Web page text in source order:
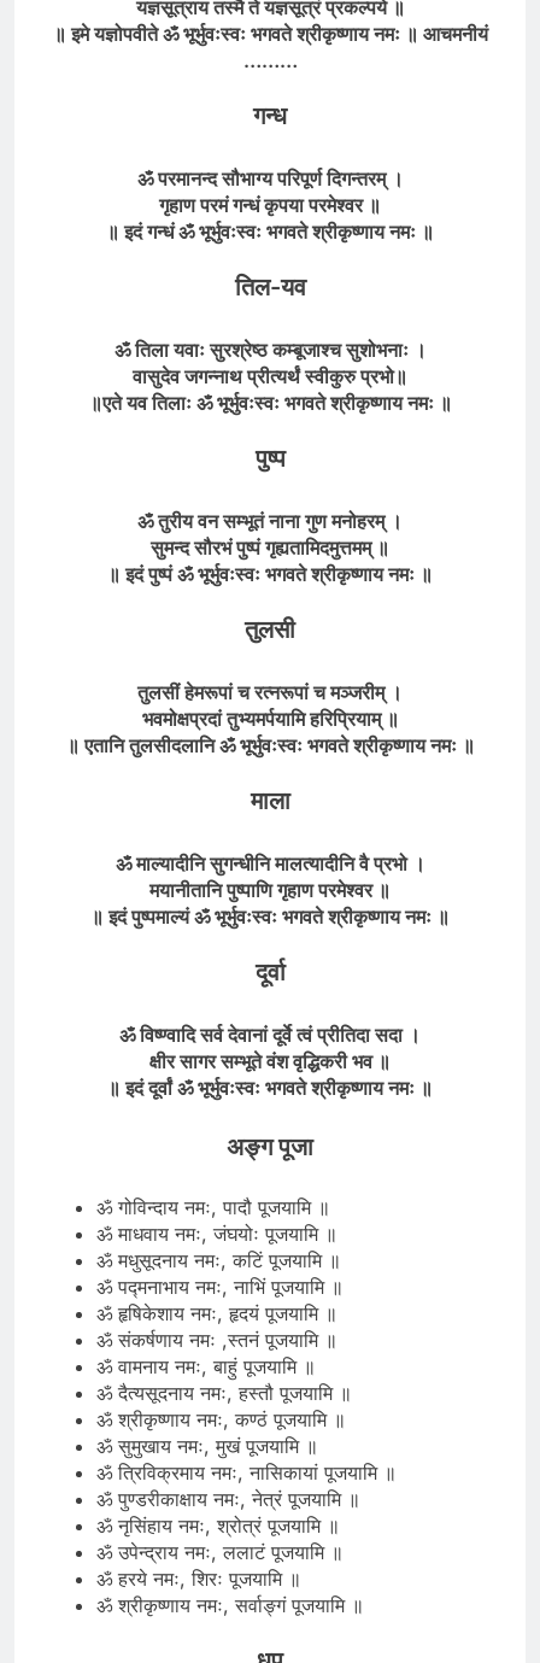
यज्ञसूत्राय तस्मै ते यज्ञसूत्रं प्रकल्पये ॥
॥ इमे यज्ञोपवीते ॐ भूर्भुवःस्वः भगवते श्रीकृष्णाय नमः ॥ आचमनीयं
………
गन्ध
ॐ परमानन्द सौभाग्य परिपूर्ण दिगन्तरम् ।
गृहाण परमं गन्धं कृपया परमेश्वर ॥
॥ इदं गन्धं ॐ भूर्भुवःस्वः भगवते श्रीकृष्णाय नमः ॥
तिल-यव
ॐ तिला यवाः सुरश्रेष्ठ कम्बूजाश्च सुशोभनाः ।
वासुदेव जगन्नाथ प्रीत्यर्थं स्वीकुरु प्रभो॥
॥एते यव तिलाः ॐ भूर्भुवःस्वः भगवतेश्रीकृष्णायनमः ॥
पुष्प
ॐ तुरीय वन सम्भूतं नाना गुण मनोहरम् ।
सुमन्द सौरभं पुष्पं गृह्यतामिदमुत्तमम् ॥
॥ इदं पुष्पं ॐ भूर्भुवःस्वः भगवते श्रीकृष्णाय नमः ॥
तुलसी
तुलसीं हेमरूपां च रत्नरूपां च मञ्जरीम्।
भवमोक्षप्रदां तुभ्यमर्पयामि हरिप्रियाम् ॥
॥एतानि तुलसीदलानि ॐ भूर्भुवःस्वः भगवतेश्रीकृष्णायनमः ॥
माला
ॐ माल्यादीनि सुगन्धीनि मालत्यादीनि वै प्रभो ।
मयानीतानि पुष्पाणि गृहाण परमेश्वर ॥
॥ इदं पुष्पमाल्यं ॐ भूर्भुवःस्वः भगवते श्रीकृष्णाय नमः ॥
दूर्वा
ॐ विष्ण्वादि सर्व देवानां दूर्वे त्वं प्रीतिदा सदा ।
क्षीर सागर सम्भूते वंश वृद्धिकरी भव ॥
॥ इदं दूर्वां ॐ भूर्भुवःस्वः भगवते श्रीकृष्णाय नमः ॥
अङ्ग पूजा
ॐ गोविन्दाय नमः, पादौ पूजयामि ॥
ॐ माधवाय नमः, जंघयोः पूजयामि ॥
ॐ मधुसूदनाय नमः, कटिं पूजयामि ॥
ॐ पद्मनाभाय नमः, नाभिं पूजयामि ॥
ॐ हृषिकेशाय नमः, हृदयं पूजयामि ॥
ॐ संकर्षणाय नमः ,स्तनं पूजयामि ॥
ॐ वामनाय नमः, बाहुं पूजयामि ॥
ॐ दैत्यसूदनाय नमः, हस्तौ पूजयामि ॥
ॐ श्रीकृष्णाय नमः, कण्ठं पूजयामि ॥
ॐ सुमुखाय नमः, मुखं पूजयामि ॥
ॐ त्रिविक्रमाय नमः, नासिकायां पूजयामि ॥
ॐ पुण्डरीकाक्षाय नमः, नेत्रं पूजयामि ॥
ॐ नृसिंहाय नमः, श्रोत्रं पूजयामि ॥
ॐ उपेन्द्राय नमः, ललाटं पूजयामि ॥
ॐ हरये नमः, शिरः पूजयामि ॥
ॐ श्रीकृष्णाय नमः, सर्वाङ्गं पूजयामि ॥